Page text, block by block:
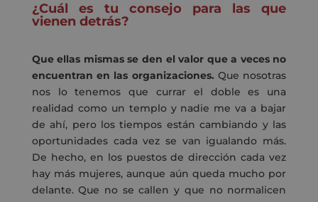
¿Cuál es tu consejo para las que
vienen detrás?
Queellas mismas se den el valor que a veces no
encuentran en las organizaciones. Que nosotras
nos lo tenemos que currar el doble es una
realidad como un templo y nadie me va a bajar
de ahí, pero los tiempos están cambiando y las
oportunidades cada vez se van igualando más.
De hecho,en los puestos de dirección cada vez
hay más mujeres, aunque aún queda mucho por
delante. Que no se callen y que no normalicen